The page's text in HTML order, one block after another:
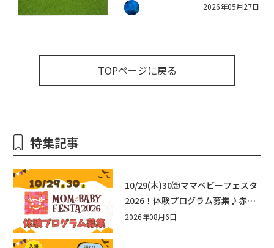
2026年05月27日
TOPページに戻る
特集記事
10/29(木)30㈮ママベビーフェスタ
2026！体験プログラム募集♪赤ち
ゃん向けイベントに出演しません
2026年08月6日